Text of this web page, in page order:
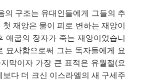
의 구조는 유대인들에게 그들의 추
재앙은 물이 피로 변하는 재앙이
애굽의 장자가 죽는 재앙이었습니
묘사함으로써 그는 독자들에게 요
막이자 가장 큰 표적은 유월절(요
다 더 크신 이스라엘의 새 구세주